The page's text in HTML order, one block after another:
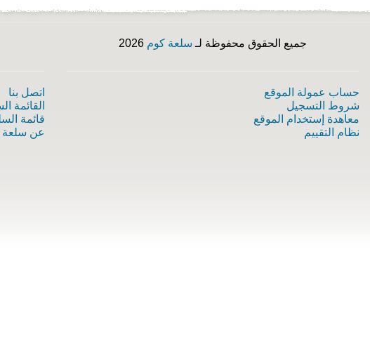
جميع الحقوق محفوظة لـ سلعة كوم
حساب عمولة الموقع
شروط التسجيل
معاهدة إستخدام الموقع
نظام التقييم
اتصل بنا
القائمة
قائمة
عن سلعة